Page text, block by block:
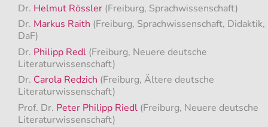
Dr. Helmut Rössler (Freiburg, Sprachwissenschaft)
Dr. Markus Raith (Freiburg, Sprachwissenschaft, Didaktik,
DaF)
Dr. Philipp Redl (Freiburg, Neuere deutsche
Literaturwissenschaft)
Dr. Carola Redzich (Freiburg, Ältere deutsche
Literaturwissenschaft)
Prof. Dr. Peter Philipp Riedl (Freiburg, Neuere deutsche
Literaturwissenschaft)